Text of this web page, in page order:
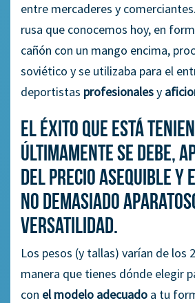
entre mercaderes y comerciantes.
rusa que conocemos hoy, en
cañón con un mango encima,
soviético y se utilizaba para el
deportistas profesionalesy
El éxito que está
últimamente se debe,
delprecio asequible y
no demasiado
versatilidad.
Los pesos (y tallas) varían de los
manera que tienes dónde elegir
con elmodelo adecuado a tu